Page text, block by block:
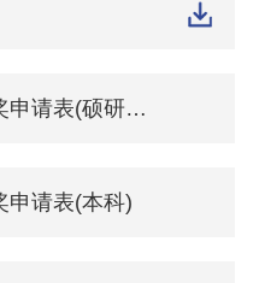
北京大学留学生学习优秀奖申请表(硕研博研)
申请表(本科)